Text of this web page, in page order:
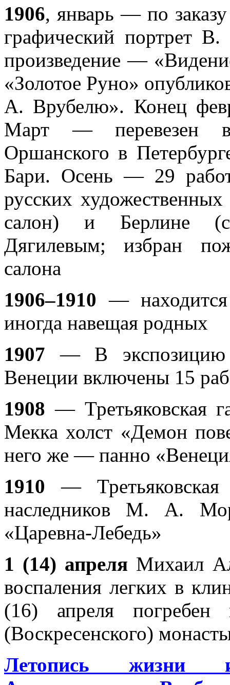
1906, январь — по
графический портрет
произведение —
«Золотое Руно»
А. Врубелю». Конец
Март — перевезен в
Оршанского в
Бари. Осень — 29
русских
салон) и Берлине
Дягилевым; избран
салона
1906–1910—
иногда навещая родных
1907 — В экспозицию
Венеции включены 15
1908 — Третьяковская
Мекка холст «Демон
него же — панно
1910—
наследников М. А.
«Царевна-Лебедь»
1 (14) апреля Михаил
воспаления легких в
(16) апреля погребен
(Воскресенского)
Летопись жизни